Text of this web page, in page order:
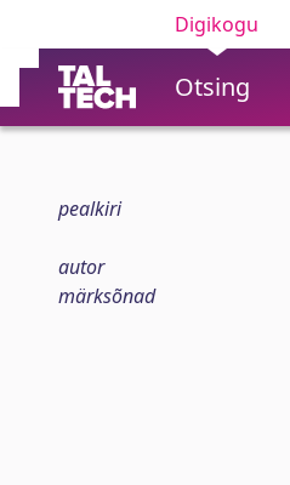
Digikogu
Otsing
pealkiri
autor
märksõnad